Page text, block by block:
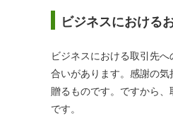
ビジネスにおける
ビジネスにおける取引先
合いがあります。感謝の
贈るものです。ですから
です。